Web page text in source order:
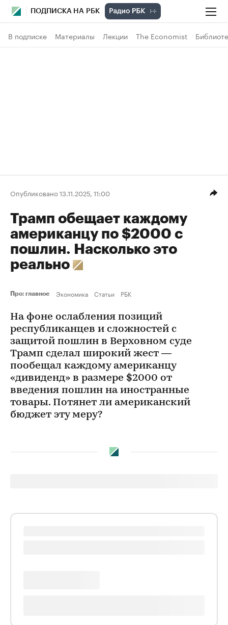
ПОДПИСКА НА РБК
В подписке Материалы Лекции The Economist
Опубликовано 13.11.2025, 11:00
Трамп обещает каждому
американцу по $2000 с
пошлин. Насколько это
реально
Про: главное Экономика Статьи РБК
На фоне ослабления позиций
республиканцев и сложностей с
защитой пошлин в Верховном суде
Трамп сделал широкий жест —
пообещал каждому американцу
«дивиденд» в размере $2000 от
введения пошлин на иностранные
товары. Потянет ли американский
бюджет эту меру?